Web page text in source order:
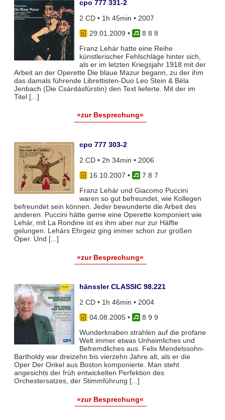
cpo 777 331-2
2 CD • 1h 45min • 2007
29.01.2009 •
8 8 8
Franz Lehár hatte eine Reihe
künstlerischer Fehlschläge hinter sich,
als er im letzten Kriegsjahr 1918 mit der
Arbeit an der Operette Die blaue Mazur begann, zu der ihm
das damals führende Librettisten-Duo Leo Stein & Béla
Jenbach (Die Csárdásfürstin) den Text lieferte. Mit der im
Titel [...]
»zur Besprechung«
cpo 777 303-2
2 CD • 2h 34min • 2006
16.10.2007 •
7 8 7
Franz Lehár und Giacomo Puccini
waren so gut befreundet, wie Kollegen
befreundet sein können. Jeder bewunderte die Arbeit des
anderen. Puccini hätte gerne eine Operette komponiert wie
Lehár, mit La Rondine ist es ihm aber nur zur Hälfte
gelungen. Lehárs Ehrgeiz ging immer schon zur großen
Oper. Und [...]
»zur Besprechung«
hänssler CLASSIC 98.221
2 CD • 1h 46min • 2004
04.08.2005•
8 9 9
Wunderknaben strahlen auf die profane
Welt immer etwas Unheimliches und
Befremdliches aus. Felix Mendelssohn-
Bartholdy war dreizehn bis vierzehn Jahre alt, als er die
Oper Der Onkel aus Boston komponierte. Man steht
angesichts der früh entwickelten Perfektion des
Orchestersatzes, der Stimmführung [...]
»zur Besprechung«